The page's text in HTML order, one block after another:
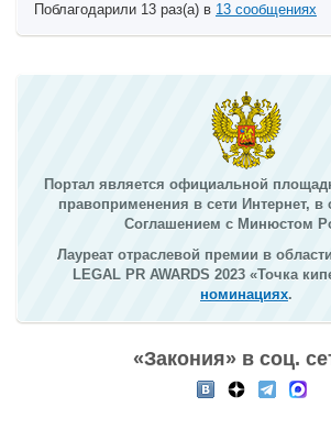
Поблагодарили 13 раз(а) в 13 сообщениях
Портал является официальной
правоприменения в сети Интернет, в
Соглашением с Минюстом
Лауреат отраслевой премии в
LEGAL PR AWARDS 2023 «Точка
номинациях.
«Закония» в соц.